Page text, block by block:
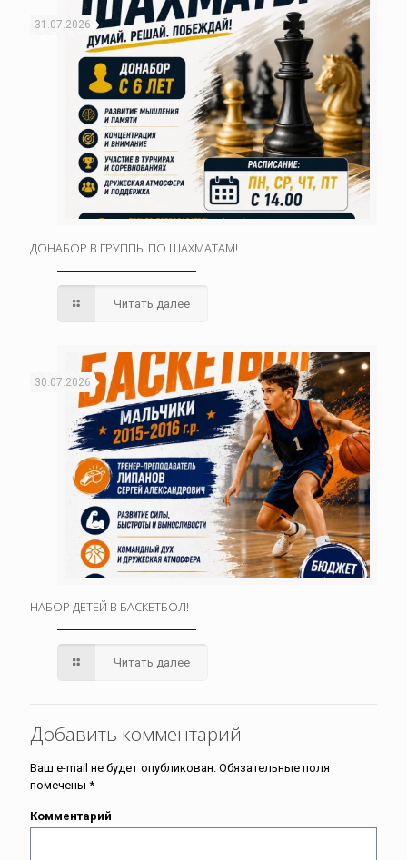
31.07.2026
ДОНАБОР В ГРУППЫ ПО ШАХМАТАМ!
Читать далее
30.07.2026
НАБОР ДЕТЕЙ В БАСКЕТБОЛ!
Читать далее
Добавить комментарий
Ваш e-mail не будет опубликован. Обязательные поля
помечены *
Комментарий